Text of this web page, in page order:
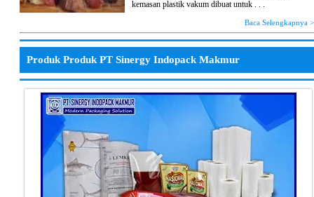
kemasan plastik vakum dibuat untuk . . .
Baca Selengkapnya
Produk Produk PT Sinergy Indopack Makmur